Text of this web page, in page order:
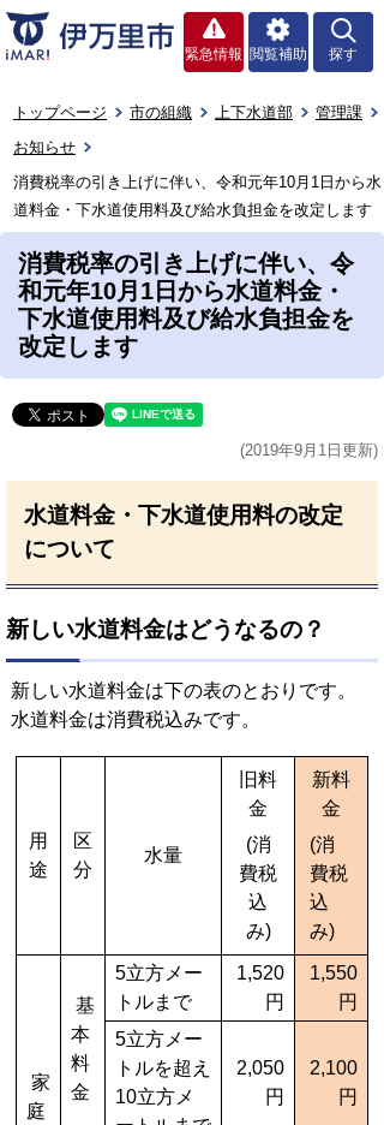
緊急情報 閲覧補助 探す
トップページ 市の組織 上下水道部
管理課
お知らせ
消費税率の引き上げに伴い、令和元年10月1日から水
道料金・下水道使用料及び給水負担金を改定します
消費税率の引き上げに伴い、令
和元年10月1日から水道料金・
下水道使用料及び給水負担金を
改定します
(2019年9月1日更新)
水道料金・下水道使用料の改定
について
新しい水道料金はどうなるの？
新しい水道料金は下の表のとおりです。
水道料金は消費税込みです。
用
途
区
分
水量
旧料
金
(消
費税
込
み)
新料
金
(消
費税
込
み)
家
庭
基
本
料
金
5立方メー
トルまで
1,520
円
1,550
円
5立方メー
トルを超え
10立方メ
2,050
円
2,100
円